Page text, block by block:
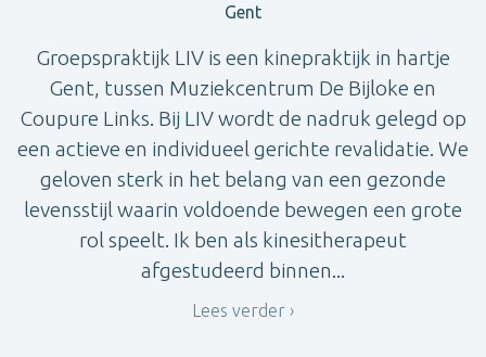
Gent
Groepspraktijk LIV is een kinepraktijk in hartje
Gent, tussen Muziekcentrum De Bijloke en
Coupure Links. Bij LIV wordt de nadruk gelegd op
een actieve en individueel gerichte revalidatie. We
geloven sterk in het belang van een gezonde
levensstijl waarin voldoende bewegen een grote
rol speelt. Ik ben als kinesitherapeut
afgestudeerd binnen...
Lees verder